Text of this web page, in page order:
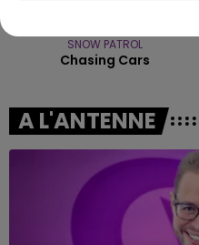
SNOW PATROL
Chasing Cars
A L'ANTENNE